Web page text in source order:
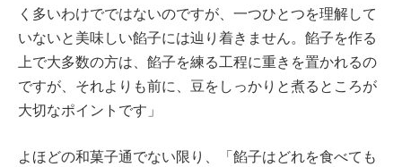
く多いわけでではないのですが、一つひとつを理解して
いないと美味しい餡子には辿り着きません。餡子を作る
上で大多数の方は、餡子を練る工程に重きを置かれるの
ですが、それよりも前に、豆をしっかりと煮るところが
大切なポイントです」
よほどの和菓子通でない限り、「餡子はどれを食べても